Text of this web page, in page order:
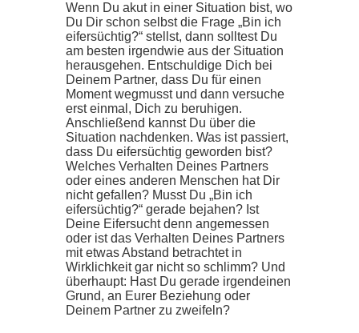
Wenn Du akut in einer Situation bist, wo
Du Dir schon selbst die Frage „Bin ich
eifersüchtig?“ stellst, dann solltest Du
am besten irgendwie aus der Situation
herausgehen. Entschuldige Dich bei
Deinem Partner, dass Du für einen
Moment wegmusst und dann versuche
erst einmal, Dich zu beruhigen.
Anschließend kannst Du über die
Situation nachdenken. Was ist passiert,
dass Du eifersüchtig geworden bist?
Welches Verhalten Deines Partners
oder eines anderen Menschen hat Dir
nicht gefallen? Musst Du „Bin ich
eifersüchtig?“ gerade bejahen? Ist
Deine Eifersucht denn angemessen
oder ist das Verhalten Deines Partners
mit etwas Abstand betrachtet in
Wirklichkeit gar nicht so schlimm? Und
überhaupt: Hast Du gerade irgendeinen
Grund, an Eurer Beziehung oder
Deinem Partner zu zweifeln?